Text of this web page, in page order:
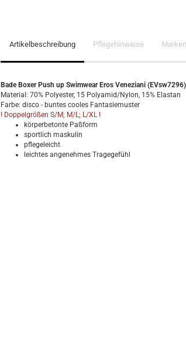
Artikelbeschreibung Pflegehinweise
Bade Boxer Push up Swimwear Eros Veneziani (EVsw7296)
Material: 70% Polyester, 15 Polyamid/Nylon, 15% Elastan
Farbe: disco - buntes cooles Fantasiemuster
! Doppelgrößen S/M; M/L; L/XL !
körperbetonte Paßform
sportlich maskulin
pflegeleicht
leichtes angenehmes Tragegefühl